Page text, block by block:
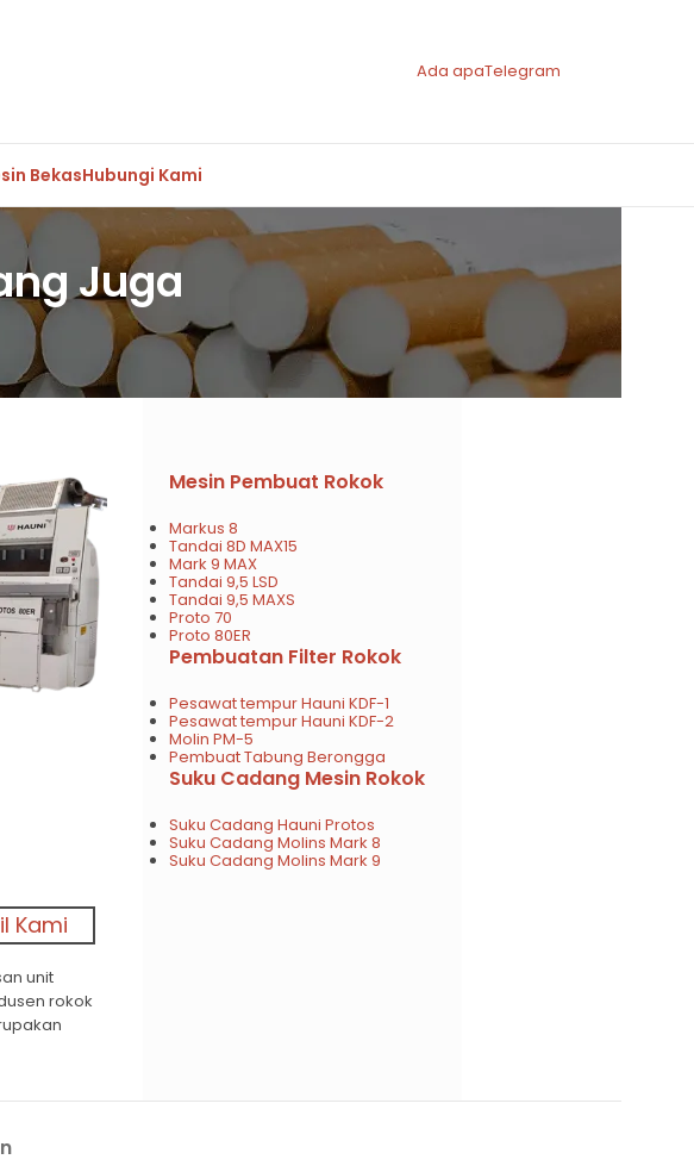
Ada apaTelegram
BekasHubungi Kami
Juga
Kami
unit
rokok
Mesin Pembuat Rokok
Markus 8
Tandai 8D MAX15
Mark 9 MAX
Tandai 9,5 LSD
Tandai 9,5 MAXS
Proto 70
Proto 80ER
Pembuatan Filter Rokok
Pesawat tempur Hauni KDF-1
Pesawat tempur Hauni KDF-2
Molin PM-5
Pembuat Tabung Berongga
Suku Cadang Mesin Rokok
Suku Cadang Hauni Protos
Suku Cadang Molins Mark 8
Suku Cadang Molins Mark 9